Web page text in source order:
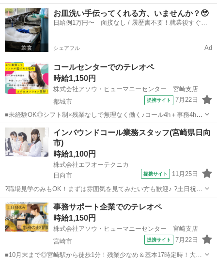
回の賞与あり×地元安定企業でキャリアアップを目指せます■17時定時
×残業ナシで夕方の時間もゆったり♪もくもく作業に集中できる穏やか
な雰囲気です＊■車通勤可能×無...
宮崎 都城市 一般事務
お皿洗い手伝ってくれる方、いませんか？🥹
日給例1万円〜 面接なし / 履歴書不要！就業後すぐに
シェアフル Ad
コールセンターでのテレオペ
時給1,150円
株式会社アソウ・ヒューマニーセンター 宮崎支店
都城市
提携サイト 7月22日
■未経験OK◎シフト制×残業なしで無理なく働く♪コール4h＋事務4hの
好バランス！■PCの入力ができれば大丈夫◎丁寧な研修で安心！トー
クスクリプト完備で、困ったときのフォロー体制もバッチリ■ウレシイ
服装・髪色・ネイル自由！車...
宮崎 都城市 電話対応
インバウンドコール業務スタッフ(宮崎県日向
市)
時給1,100円
株式会社エフオーテクニカ
日向市
提携サイト 11月25日
?職場見学のみもOK！まずは雰囲気を見てみたい方も歓迎♪ ?土日祝休
みも相談可能！家庭やプライベートとの両立も◎ ? 短時間勤務もOK！
あなたのライフスタイルに合わせて働けます ?お友達同士の応募も大
歓迎！一緒にスタートでき...
宮崎 日向市 電話対応
事務サポート企業でのテレオペ
時給1,150円
株式会社アソウ・ヒューマニーセンター 宮崎支店
宮崎市
提携サイト 7月22日
■10月末まで◎宮崎駅から徒歩1分！残業少なめ＆基本17時定時！大手